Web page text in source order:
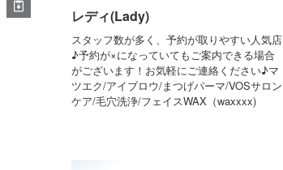
レディ(Lady)
スタッフ数が多く、予約が取りやすい人気店
♪予約が×になっていてもご案内できる場合
がございます！お気軽にご連絡ください♪マ
ツエク/アイブロウ/まつげパーマ/VOSサロン
ケア/毛穴洗浄/フェイスWAX（waxxxx)